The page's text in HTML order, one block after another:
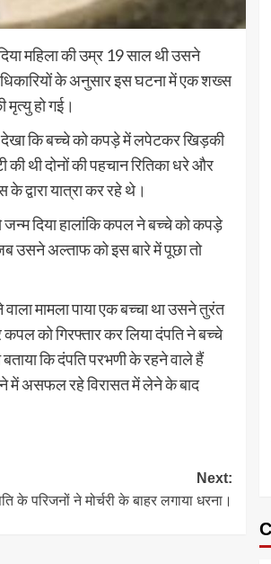
महिला की उम्र 19 साल थी उसने
के अनुसार इस घटना में एक शख्स
हो गई।
कि बच्चे को कपड़े में लपेटकर खिड़की
थी दोनों की पहचान रितिका धरे और
यात्रा कर रहे थे।
दिया हालांकि कपल ने बच्चे को कपड़े
उसने अल्ताफ को इस बारे में पूछा तो
मामला पाया एक बच्चा था उसने तुरंत
को गिरफ्तार कर लिया दंपति ने बच्चे
कि दंपति परभणी के रहने वाले हैं
में असफल रहे विरासत में लेने के बाद
Next:
के परिजनों ने मोर्चरी के बाहर लगाया धरना।